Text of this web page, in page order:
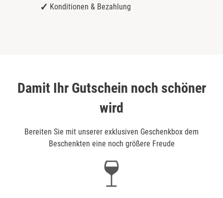
Konditionen & Bezahlung
Damit Ihr Gutschein noch schöner
wird
Bereiten Sie mit unserer exklusiven Geschenkbox dem
Beschenkten eine noch größere Freude